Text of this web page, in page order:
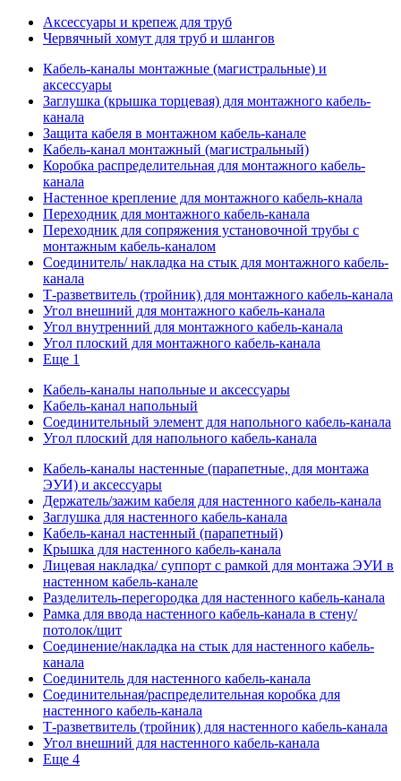
Аксессуары и крепеж для труб
Червячный хомут для труб и шлангов
Кабель-каналы монтажные (магистральные) и
аксессуары
Заглушка (крышка торцевая) для монтажного кабель-
канала
Защита кабеля в монтажном кабель-канале
Кабель-канал монтажный (магистральный)
Коробка распределительная для монтажного кабель-
канала
Настенное крепление для монтажного кабель-кнала
Переходник для монтажного кабель-канала
Переходник для сопряжения установочной трубы с
монтажным кабель-каналом
Соединитель/ накладка на стык для монтажного кабель-
канала
Т-разветвитель (тройник) для монтажного кабель-канала
Угол внешний для монтажного кабель-канала
Угол внутренний для монтажного кабель-канала
Угол плоский для монтажного кабель-канала
Еще 1
Кабель-каналы напольные и аксессуары
Кабель-канал напольный
Соединительный элемент для напольного кабель-канала
Угол плоский для напольного кабель-канала
Кабель-каналы настенные (парапетные, для монтажа
ЭУИ) и аксессуары
Держатель/зажим кабеля для настенного кабель-канала
Заглушка для настенного кабель-канала
Кабель-канал настенный (парапетный)
Крышка для настенного кабель-канала
Лицевая накладка/ суппорт с рамкой для монтажа ЭУИ в
настенном кабель-канале
Разделитель-перегородка для настенного кабель-канала
Рамка для ввода настенного кабель-канала в стену/
потолок/щит
Соединение/накладка на стык для настенного кабель-
канала
Соединитель для настенного кабель-канала
Соединительная/распределительная коробка для
настенного кабель-канала
Т-разветвитель (тройник) для настенного кабель-канала
Угол внешний для настенного кабель-канала
Еще 4